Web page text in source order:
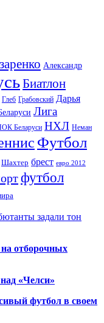
Александр
Биатлон
Глеб Грабовский Дарья
Лига
Беларуси НХЛ Неман
Футбол
Шахтер брест евро 2012
футбол
задали тон
отборочных
«Челси»
футбол в своем